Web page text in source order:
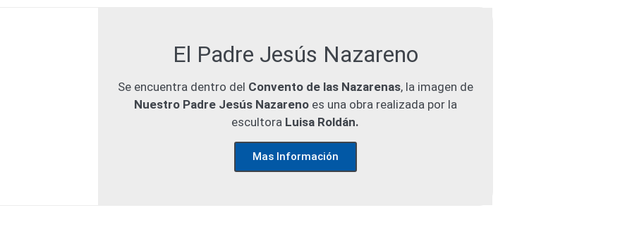
El Padre Jesús Nazareno
Se encuentra dentro del Convento de las Nazarenas, la imagen de
Nuestro Padre Jesús Nazarenoes una obra realizada por la
escultora Luisa Roldán.
Mas Información